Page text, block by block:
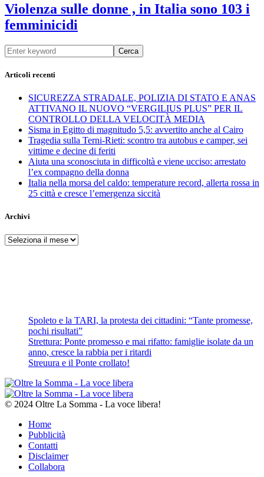
Violenza sulle donne , in Italia sono 103 i
femminicidi
Cerca
Articoli recenti
SICUREZZA STRADALE, POLIZIA DI STATO E ANAS
ATTIVANO IL NUOVO “VERGILIUS PLUS” PER IL
CONTROLLO DELLA VELOCITÀ MEDIA
Sisma in Egitto di magnitudo 5,5: avvertito anche al Cairo
Tragedia sulla Terni-Rieti: scontro tra autobus e camper, sei
vittime e decine di feriti
Aiuta una sconosciuta in difficoltà e viene ucciso: arrestato
l’ex compagno della donna
Italia nella morsa del caldo: temperature record, allerta rossa in
25 città e cresce l’emergenza siccità
Archivi
Archivi
Spoleto e la TARI, la protesta dei cittadini: “Tante promesse,
pochi risultati”
Strettura: Ponte promesso e mai rifatto: famiglie isolate da un
anno, cresce la rabbia per i ritardi
Streuura e il Ponte crollato!
© 2024 Oltre La Somma - La voce libera!
Home
Pubblicità
Contatti
Disclaimer
Collabora